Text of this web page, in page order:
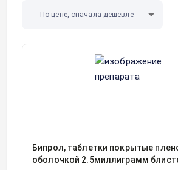
По цене, сначала дешевле
Бипрол, таблетки покрытые
оболочкой 2.5миллиграмм